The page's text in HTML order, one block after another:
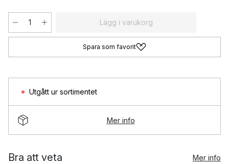
Lägg i varukorg
Spara som favorit
Utgått ur sortimentet
Mer info
Bra att veta Mer info